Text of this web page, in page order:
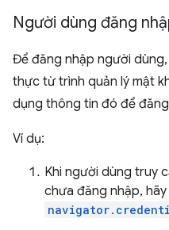
Người dùng đăng
Để đăng nhập người
thực từ trình quản lý mật
dụng thông tin đó để
Ví dụ:
Khi người dùng truy
chưa đăng nhập,